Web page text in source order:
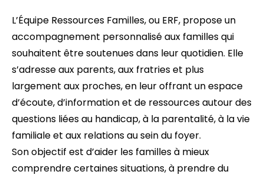
L’Équipe Ressources Familles, ou ERF, propose un
accompagnement personnalisé aux familles qui
souhaitent être soutenues dans leur quotidien. Elle
s’adresse aux parents, aux fratries et plus
largement aux proches, en leur offrant un espace
d’écoute, d’information et de ressources autour des
questions liées au handicap, à la parentalité, à la vie
familiale et aux relations au sein du foyer.
Son objectif est d’aider les familles à mieux
comprendre certaines situations, à prendre du